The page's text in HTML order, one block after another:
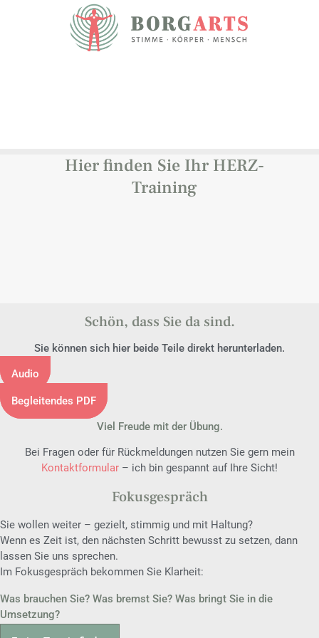
Hier finden Sie Ihr HERZ-
Training
Schön, dass Sie da sind.
Sie können sich hier beide Teile direkt herunterladen.
Audio
Begleitendes PDF
Viel Freude mit der Übung.
Bei Fragen oder für Rückmeldungen nutzen Sie gern mein
Kontaktformular – ich bin gespannt auf Ihre Sicht!
Fokusgespräch
Sie wollen weiter – gezielt, stimmig und mit Haltung?
Wenn es Zeit ist, den nächsten Schritt bewusst zu setzen, dann
lassen Sie uns sprechen.
Im Fokusgespräch bekommen Sie Klarheit:
Was brauchen Sie? Was bremst Sie? Was bringt Sie in die
Umsetzung?